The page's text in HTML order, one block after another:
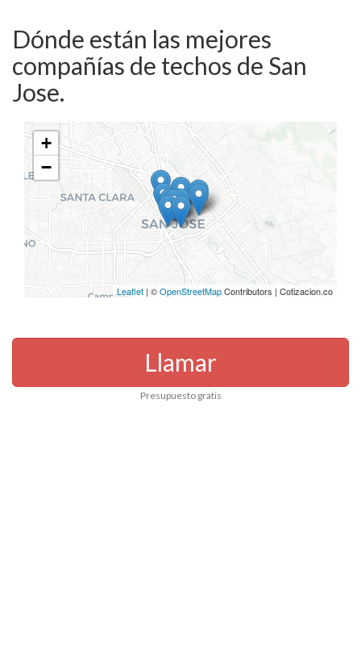
Dónde están las mejores
compañías de techos de San
Jose.
+
−
Leaflet | ©OpenStreetMapContributors | Cotizacion.co
Llamar
Presupuesto gratis